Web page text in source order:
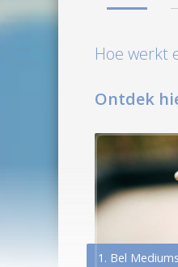
Hoe werkt
Ontdek
1. Bel